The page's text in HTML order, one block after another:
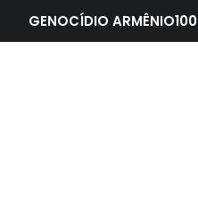
para
GENOCÍDIO ARMÊNIO